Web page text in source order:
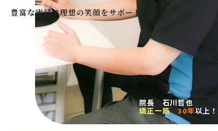
Q＆A
アクセス
お問い合わせ
豊富な実績で理想の笑顔をサポートします
院長 石川哲也
矯正一筋
30年以上！